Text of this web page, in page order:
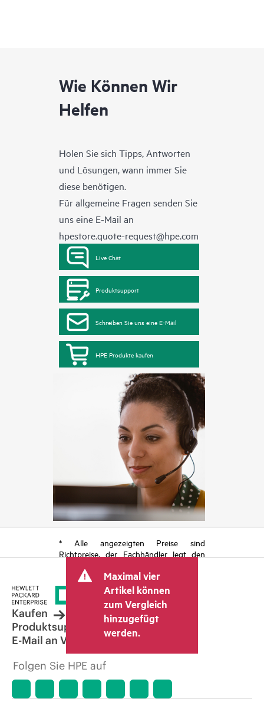
Wie Können Wir
Helfen
Holen Sie sich Tipps, Antworten
und Lösungen, wann immer Sie
diese benötigen.
Für allgemeine Fragen senden Sie
uns eine E-Mail an
hpestore.quote-request@hpe.com
Live Chat
Produktsupport
Schreiben Sie uns eine E-Mail
HPE Produkte kaufen
* Alle angezeigten Preise sind
Richtpreise, der Fachhändler legt den
kann weitere Gebühren wie
Mehrwertsteuer und Versandkosten
berücksichtigen. Der vom Fachhändler
festgelegte Transaktionspreis kann von
dem anderer Fachhändler und dem
angezeigten Richtpreis abweichen. Die
Richtpreise können zeitlich begrenzte
Sonderangebote enthalten. HPE behält
sich das Recht vor, jederzeit
Preisanpassungen vorzunehmen, u. a.
Marktbedingungen, der Einstellung von
Maximal vier
Artikel können
zum Vergleich
hinzugefügt
werden.
Kaufen
Produktsupport
E-Mail an Vertrieb
Folgen Sie HPE auf